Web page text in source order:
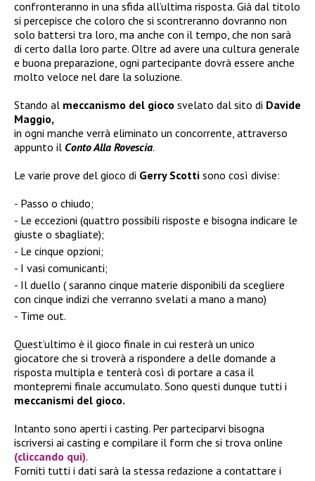
confronteranno in una sfida all’ultima risposta. Già dal titolo
si percepisce che coloro che si scontreranno dovranno non
solo battersi tra loro, ma anche con il tempo, che non sarà
di certo dalla loro parte. Oltre ad avere una cultura generale
e buona preparazione, ogni partecipante dovrà essere anche
molto veloce nel dare la soluzione.
Stando al meccanismo del gioco svelato dal sito di Davide
Maggio,
in ogni manche verrà eliminato un concorrente, attraverso
appunto il Conto Alla Rovescia.
Le varie prove del gioco di Gerry Scotti sono così divise:
Passo o chiudo;
Le eccezioni (quattro possibili risposte e bisogna indicare le
giuste o sbagliate);
Le cinque opzioni;
I vasi comunicanti;
Il duello ( saranno cinque materie disponibili da scegliere
con cinque indizi che verranno svelati a mano a mano)
Time out.
Quest’ultimo è il gioco finale in cui resterà un unico
giocatore che si troverà a rispondere a delle domande a
risposta multipla e tenterà così di portare a casa il
montepremi finale accumulato. Sono questi dunque tutti i
meccanismi del gioco.
Intanto sono aperti i casting. Per parteciparvi bisogna
iscriversi ai casting e compilare il form che si trova online
(cliccando qui).
Forniti tutti i dati sarà la stessa redazione a contattare i